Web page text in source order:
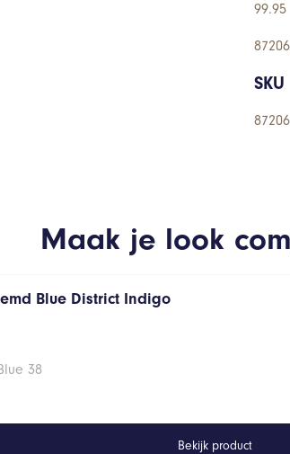
99.95
SKU
Maak je look
Blue District Indigo
38
Bekijk product